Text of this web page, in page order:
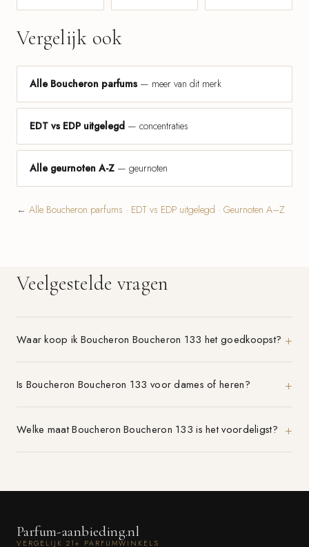
Vergelijk ook
Alle Boucheron parfums — meer van dit merk
EDT vs EDP uitgelegd — concentraties
Alle geurnoten A-Z — geurnoten
← Alle Boucheron parfums · EDT vs EDP uitgelegd · Geurnoten A–Z
Veelgestelde vragen
Waar koop ik Boucheron Boucheron 133 het goedkoopst?
Is Boucheron Boucheron 133 voor dames of heren?
Welke maat Boucheron Boucheron 133 is het voordeligst?
Parfum-aanbieding.nl
VERGELIJK 21+ PARFUMWINKELS